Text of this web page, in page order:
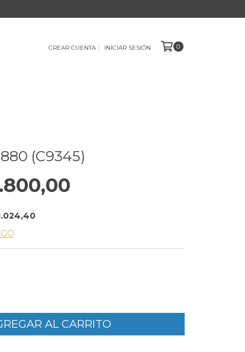
CREAR CUENTA INICIAR SESIÓN 0
(C9345)